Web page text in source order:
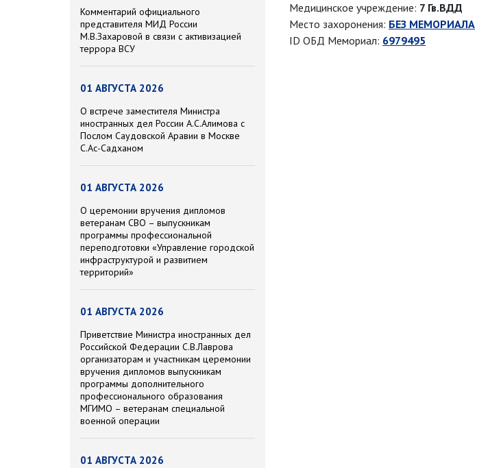
Комментарий официального
представителя МИД России
М.В.Захаровой в связи с активизацией
террора ВСУ
01 АВГУСТА 2026
О встрече заместителя Министра
иностранных дел России А.С.Алимова с
Послом Саудовской Аравии в Москве
С.Ас-Садханом
01 АВГУСТА 2026
О церемонии вручения дипломов
ветеранам СВО – выпускникам
программы профессиональной
переподготовки «Управление городской
инфраструктурой и развитием
территорий»
01 АВГУСТА 2026
Приветствие Министра иностранных дел
Российской Федерации С.В.Лаврова
организаторам и участникам церемонии
вручения дипломов выпускникам
программы дополнительного
профессионального образования
МГИМО – ветеранам специальной
военной операции
01 АВГУСТА 2026
Медицинское учреждение: 7 Гв.ВДД
Место захоронения: БЕЗ МЕМОРИАЛА
ID ОБД Мемориал: 6979495